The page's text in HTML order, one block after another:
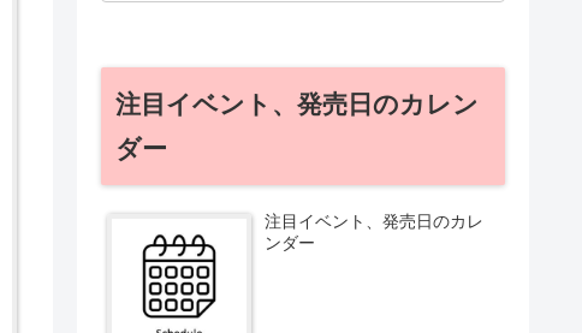
注目イベント、発売日のカレン
ダー
注目イベント、発売日のカレ
ンダー